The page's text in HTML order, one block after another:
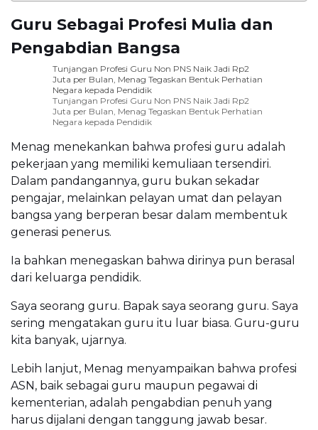
Guru Sebagai Profesi Mulia dan
Pengabdian Bangsa
Tunjangan Profesi Guru Non PNS Naik Jadi Rp2
Juta per Bulan, Menag Tegaskan Bentuk Perhatian
Negara kepada Pendidik
Tunjangan Profesi Guru Non PNS Naik Jadi Rp2
Juta per Bulan, Menag Tegaskan Bentuk Perhatian
Negara kepada Pendidik
Menag menekankan bahwa profesi guru adalah
pekerjaan yang memiliki kemuliaan tersendiri.
Dalam pandangannya, guru bukan sekadar
pengajar, melainkan pelayan umat dan pelayan
bangsa yang berperan besar dalam membentuk
generasi penerus.
Ia bahkan menegaskan bahwa dirinya pun berasal
dari keluarga pendidik.
Saya seorang guru. Bapak saya seorang guru. Saya
sering mengatakan guru itu luar biasa. Guru-guru
kita banyak, ujarnya.
Lebih lanjut, Menag menyampaikan bahwa profesi
ASN, baik sebagai guru maupun pegawai di
kementerian, adalah pengabdian penuh yang
harus dijalani dengan tanggung jawab besar.